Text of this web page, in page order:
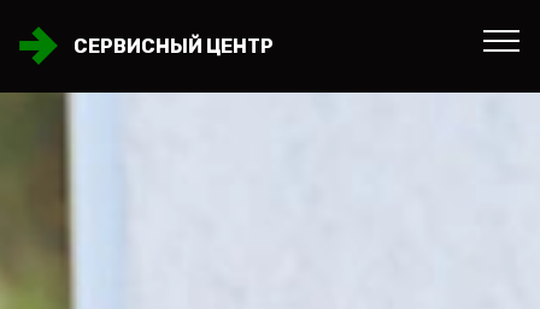
СЕРВИСНЫЙ ЦЕНТР